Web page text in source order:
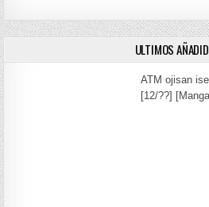
ULTIMOS
ATM ojisan
[12/??]